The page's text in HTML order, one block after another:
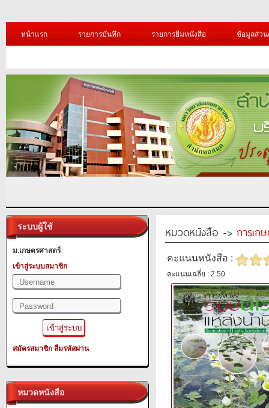
หน้าแรก รายการบันทึก รายการยืมหนังสือ ข้อมูลส่ว
ระบบผู้ใช้
ม.เกษตรศาสตร์
เข้าสู่ระบบสมาชิก
สมัครสมาชิก ลืมรหัสผ่าน
หมวดหนังสือ
หมวดหนังสือ -> การเก
คะแนนหนังสือ :
คะแนนเฉลี่ย : 2.50